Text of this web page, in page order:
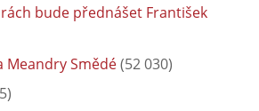
bude přednášet František
Meandry Smědé(52 030)